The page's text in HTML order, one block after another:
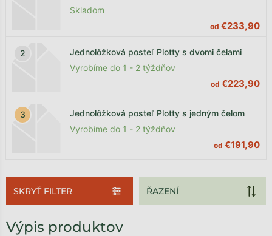
Skladom
od €233,90
Jednolôžková posteľ Plotty s dvomi čelami
Vyrobíme do 1 - 2 týždňov
od €223,90
Jednolôžková posteľ Plotty s jedným čelom
Vyrobíme do 1 - 2 týždňov
od €191,90
SKRYŤ FILTER
Výpis produktov